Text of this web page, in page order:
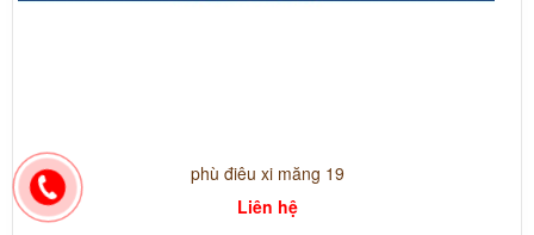
phù điêu xi măng 19
Liên hệ